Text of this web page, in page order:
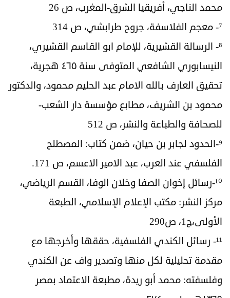
محمد الناجي، أفريقيا الشرق-المغرب، ص 26
⁷- معجم الفلاسفة، جروح طرابشي، ص 314
⁸- الرسالة القشيرية، للإمام ابو القاسم القشيري،
النيسابوري الشافعي المتوفى سنة ٤٦٥ هجرية،
تحقيق العارف بالله الامام عبد الحليم محمود، والدكتور
محمود بن الشريف، مطابع مؤسسة دار الشعب-
للصحافة والطباعة والنشر، ص 512
⁹-الحدود لجابر بن حيان، ضمن كتاب: المصطلح
الفلسفي عند العرب، عبد الامير الاعسم، ص 171.
¹⁰-رسائل إخوان الصفا وخلان الوفا، القسم الرياضي،
مركز النشر: مكتب الإعلام الإسلامي، الطبعة
الأولى،ج1، ص290
¹¹- رسائل الكندي الفلسفية، حققها وأخرجها مع
مقدمة تحليلية لكل منها وتصدير واف عن الكندي
وفلسفته: محمد أبو ريدة، مطبعة الاعتماد بمصر